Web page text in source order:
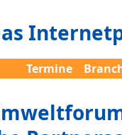
Termine